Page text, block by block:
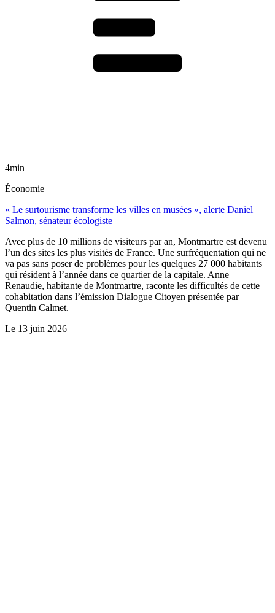
4min
Économie
« Le surtourisme transforme les villes en musées », alerte Daniel
Salmon, sénateur écologiste
Avec plus de 10 millions de visiteurs par an, Montmartre est devenu
l’un des sites les plus visités de France. Une surfréquentation qui ne
va pas sans poser de problèmes pour les quelques 27 000 habitants
qui résident à l’année dans ce quartier de la capitale. Anne
Renaudie, habitante de Montmartre, raconte les difficultés de cette
cohabitation dans l’émission Dialogue Citoyen présentée par
Quentin Calmet.
Le 13 juin 2026